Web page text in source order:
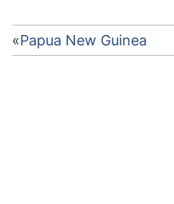
Điều
Papua New Guinea